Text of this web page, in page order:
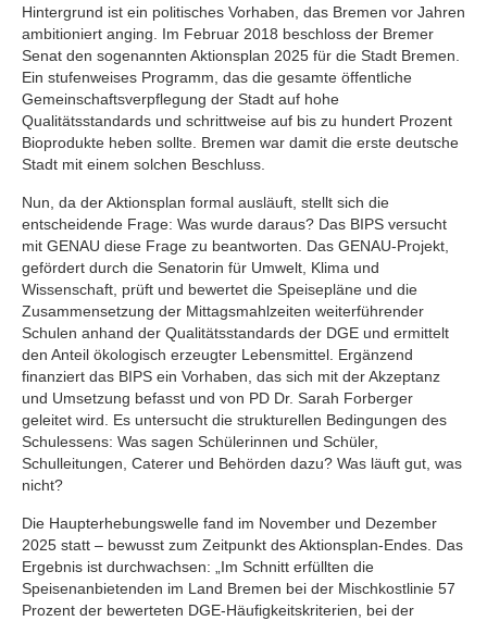
Hintergrund ist ein politisches Vorhaben, das Bremen vor Jahren
ambitioniert anging. Im Februar 2018 beschloss der Bremer
Senat den sogenannten Aktionsplan 2025 für die Stadt Bremen.
Ein stufenweises Programm, das die gesamte öffentliche
Gemeinschaftsverpflegung der Stadt auf hohe
Qualitätsstandards und schrittweise auf bis zu hundert Prozent
Bioprodukte heben sollte. Bremen war damit die erste deutsche
Stadt mit einem solchen Beschluss.
Nun, da der Aktionsplan formal ausläuft, stellt sich die
entscheidende Frage: Was wurde daraus? Das BIPS versucht
mit GENAU diese Frage zu beantworten. Das GENAU-Projekt,
gefördert durch die Senatorin für Umwelt, Klima und
Wissenschaft, prüft und bewertet die Speisepläne und die
Zusammensetzung der Mittagsmahlzeiten weiterführender
Schulen anhand der Qualitätsstandards der DGE und ermittelt
den Anteil ökologisch erzeugter Lebensmittel. Ergänzend
finanziert das BIPS ein Vorhaben, das sich mit der Akzeptanz
und Umsetzung befasst und von PD Dr. Sarah Forberger
geleitet wird. Es untersucht die strukturellen Bedingungen des
Schulessens: Was sagen Schülerinnen und Schüler,
Schulleitungen, Caterer und Behörden dazu? Was läuft gut, was
nicht?
Die Haupterhebungswelle fand im November und Dezember
2025 statt – bewusst zum Zeitpunkt des Aktionsplan-Endes. Das
Ergebnis ist durchwachsen: „Im Schnitt erfüllten die
Speisenanbietenden im Land Bremen bei der Mischkostlinie 57
Prozent der bewerteten DGE-Häufigkeitskriterien, bei der